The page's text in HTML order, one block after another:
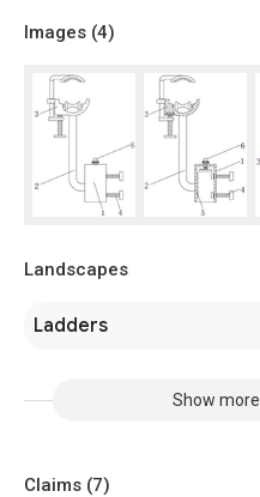
Images (4)
Landscapes
Ladders
Show more
Claims (7)